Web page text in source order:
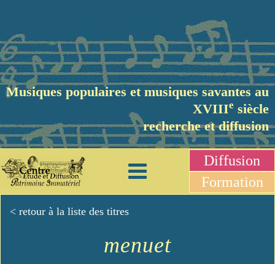
Musiques populaires et musiques savantes au
XVIIIe siècle
recherche et diffusion
Diffusion
Formation
< retour à la liste des titres
menuet